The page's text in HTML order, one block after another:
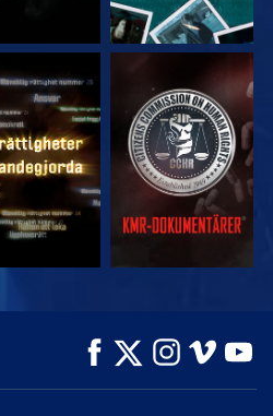
TITTA TITTA
UTFORSKA
SERIEN